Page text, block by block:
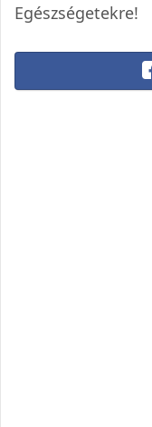
Egészségetekre!